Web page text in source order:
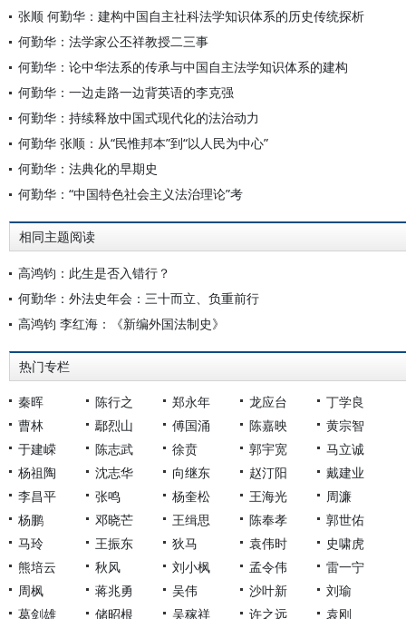
张顺 何勤华：建构中国自主社科法学知识体系的历史传统探析
何勤华：法学家公丕祥教授二三事
何勤华：论中华法系的传承与中国自主法学知识体系的建构
何勤华：一边走路一边背英语的李克强
何勤华：持续释放中国式现代化的法治动力
何勤华 张顺：从“民惟邦本”到“以人民为中心”
何勤华：法典化的早期史
何勤华：“中国特色社会主义法治理论”考
相同主题阅读
高鸿钧：此生是否入错行？
何勤华：外法史年会：三十而立、负重前行
高鸿钧 李红海：《新编外国法制史》
热门专栏
秦晖 陈行之 郑永年 龙应台
丁学良
曹林
鄢烈山 傅国涌 陈嘉映
黄宗智
于建嵘
陈志武 徐贲 郭宇宽
马立诚
杨祖陶
沈志华 向继东 赵汀阳
戴建业
李昌平
张鸣 杨奎松 王海光
周濂
杨鹏
邓晓芒 王缉思 陈奉孝
郭世佑
马玲
王振东 狄马 袁伟时
史啸虎
熊培云
秋风 刘小枫 孟令伟
雷一宁
周枫
蒋兆勇 吴伟 沙叶新
刘瑜
葛剑雄
储昭根 吴稼祥 许之远 袁刚